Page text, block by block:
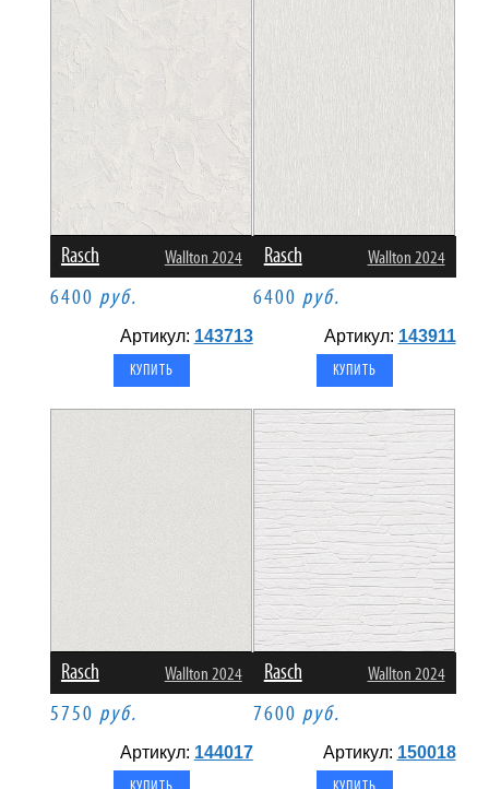
Rasch Wallton 2024
6400 руб.
Артикул: 143713
Rasch Wallton 2024
6400 руб.
Артикул: 143911
Rasch Wallton 2024
5750 руб.
Артикул: 144017
Rasch Wallton 2024
7600 руб.
Артикул: 150018